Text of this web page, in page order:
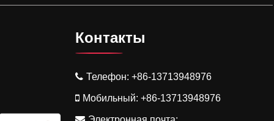
Контакты
Телефон: +86-13713948976
Мобильный: +86-13713948976